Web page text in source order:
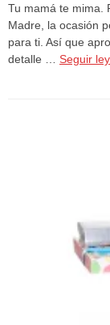
Tu mamá te mima.
Madre, la ocasión
para ti. Así que
detalle … Seguir